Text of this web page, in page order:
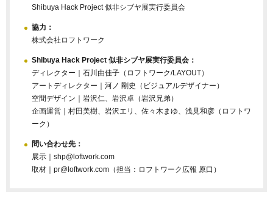
Shibuya Hack Project 似非シブヤ展実行委員会
協力：
株式会社ロフトワーク
Shibuya Hack Project 似非シブヤ展実行委員会：
ディレクター｜石川由佳子（ロフトワーク/LAYOUT）
アートディレクター｜河ノ 剛史（ビジュアルデザイナー）
空間デザイン｜岩沢仁、岩沢卓（岩沢兄弟）
企画運営｜村田美樹、岩沢エリ、佐々木まゆ、浅見和彦（ロフトワ
ーク）
問い合わせ先：
展示｜shp@loftwork.com
取材｜pr@loftwork.com（担当：ロフトワーク広報 原口）